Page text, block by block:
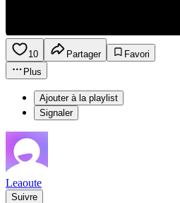
10 Partager
Favori
Plus
Ajouter à la playlist
Signaler
Leaoute
Suivre